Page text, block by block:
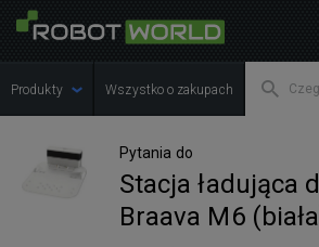
Produkty Wszystko o zakupach
Pytania do
Stacja ładująca
Braava M6